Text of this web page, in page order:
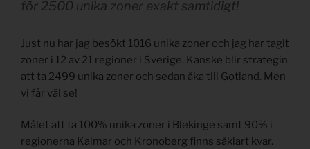
för 2500 unika zoner exakt samtidigt!
Just nu har jag besökt 1016 unika zoner och jag har tagit
zoner i 12 av 21 regioner i Sverige. Kanske blir strategin
att ta 2499 unika zoner och sedan åka till Gotland. Men
vi får väl se!
Målet att ta 100% unika zoner i Blekinge samt 90% i
regionerna Kalmar och Kronoberg finns såklart kvar.